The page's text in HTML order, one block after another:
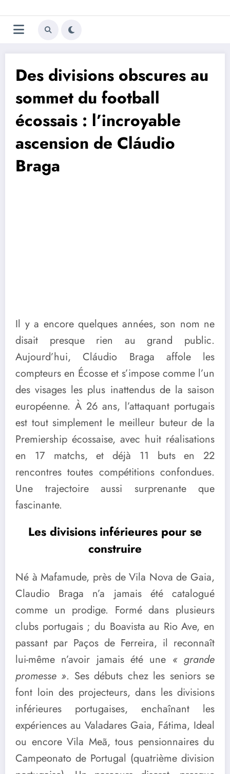
au
contenu
Trivela
L'actualité du football
Des divisions obscures au
sommet du football
écossais : l’incroyable
ascension de Cláudio
Braga
Il y a encore quelques années, son nom ne
disait presque rien au grand public.
Aujourd’hui, Cláudio Braga affole les
compteurs en Écosse et s’impose comme l’un
des visages les plus inattendus de la saison
européenne. À 26 ans, l’attaquant portugais
est tout simplement le meilleur buteur de la
Premiership écossaise, avec huit réalisations
en 17 matchs, et déjà 11 buts en 22
rencontres toutes compétitions confondues.
Une trajectoire aussi surprenante que
fascinante.
Les divisions inférieures pour se
construire
Né à Mafamude, près de Vila Nova de Gaia,
Claudio Braga n’a jamais été catalogué
comme un prodige. Formé dans plusieurs
clubs portugais ; du Boavista au Rio Ave, en
passant par Paços de Ferreira, il reconnaît
lui-même n’avoir jamais été une « grande
promesse ». Ses débuts chez les seniors se
font loin des projecteurs, dans les divisions
inférieures portugaises, enchaînant les
expériences au Valadares Gaia, Fátima, Ideal
ou encore Vila Meã, tous pensionnaires du
Campeonato de Portugal (quatrième division